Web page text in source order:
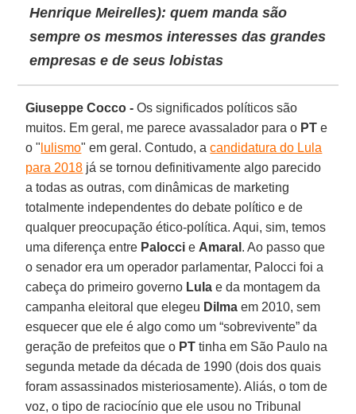
Henrique Meirelles): quem manda são
sempre os mesmos interesses das grandes
empresas e de seus lobistas
Giuseppe Cocco - Os significados políticos são
muitos. Em geral, me parece avassalador para o PT e
o " lulismo" em geral. Contudo, acandidatura do Lula
para 2018 já se tornou definitivamente algo parecido
a todas as outras, com dinâmicas de marketing
totalmente independentes do debate político e de
qualquer preocupação ético-política. Aqui, sim, temos
uma diferença entre Palocci e Amaral . Ao passo que
o senador era um operador parlamentar, Palocci foi a
cabeça do primeiro governo Lula e da montagem da
campanha eleitoral que elegeu Dilma em 2010, sem
esquecer que ele é algo como um “sobrevivente” da
geração de prefeitos que o PT tinha em São Paulo na
segunda metade da década de 1990 (dois dos quais
foram assassinados misteriosamente). Aliás, o tom de
voz, o tipo de raciocínio que ele usou no Tribunal